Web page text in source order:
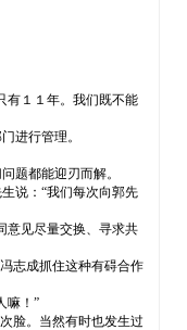
有１１年。我们既不能
进行管理。
题都能迎刃而解。
说：“我们每次向郭先
意见尽量交换、寻求共
志成抓住这种有碍合作
嘛！”
脸。当然有时也发生过